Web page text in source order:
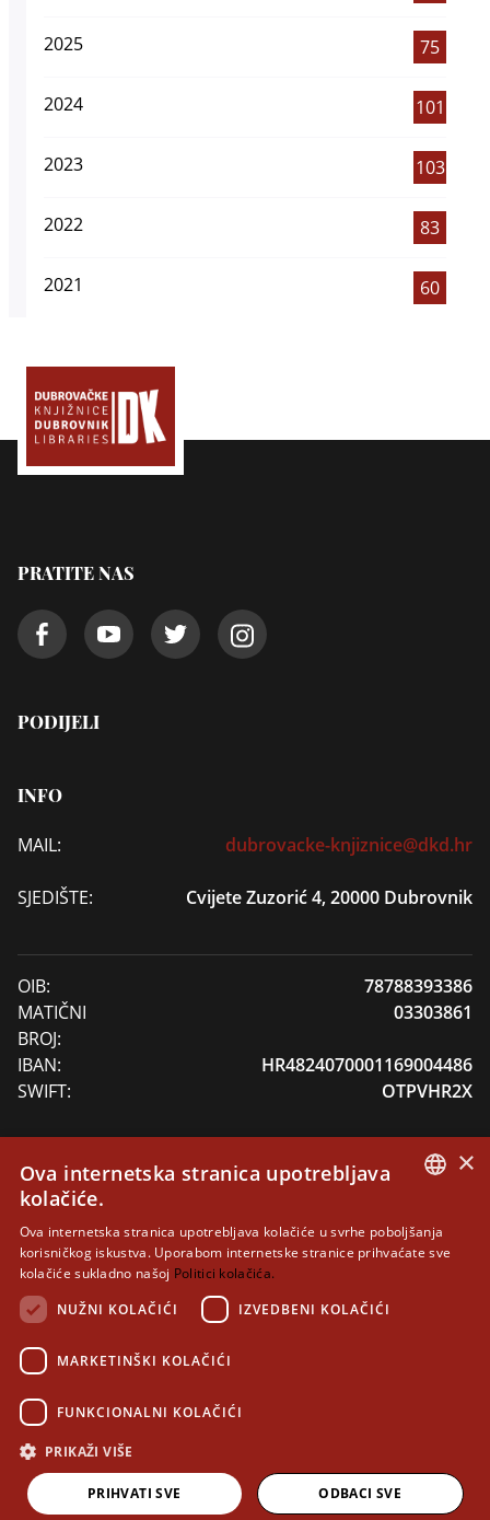
2025 75
2024 101
2023 103
2022 83
2021 60
PRATITE NAS
PODIJELI
INFO
MAIL: dubrovacke-knjiznice@dkd.hr
SJEDIŠTE: Cvijete Zuzorić 4, 20000 Dubrovnik
OIB:
78788393386
MATIČNI
BROJ:
03303861
IBAN:
HR4824070001169004486
SWIFT:
OTPVHR2X
DONACIJE
Dragi prijatelji Dubrovačkih knjižnica, Vaša podrška
nam pomaže u zaštiti i skrbi o baštinskim zbirkama
svojstva zaštićenog kulturnog dobra RH, unapređenju
rada i usluga.
isticanje ukoliko je to želja donatora na broj žiro
Sva prava pridržana 2026 Dubrovačke knjižnice
Dizajn i Implementacija: Sistemi.hr
Impresum
ENGLISH
×
Ova internetska stranica upotrebljava
kolačiće.
Ova internetska stranica upotrebljava kolačiće u svrhe poboljšanja
korisničkog iskustva. Uporabom internetske stranice prihvaćate sve
kolačiće sukladno našoj Politici kolačića.
NUŽNI KOLAČIĆI
IZVEDBENI KOLAČIĆI
MARKETINŠKI KOLAČIĆI
FUNKCIONALNI KOLAČIĆI
PRIKAŽI VIŠE
PRIHVATI SVE ODBACI SVE